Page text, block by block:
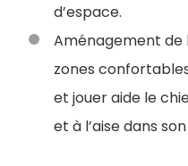
d’espace.
Aménagement de
zones
et jouer aide le
et à l’aise dans